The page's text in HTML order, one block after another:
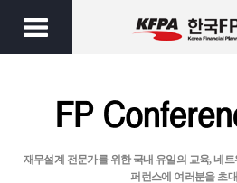
재무설계 전문가를 위한 국내 유일의 교육, 네
퍼런스에 여러분을 초